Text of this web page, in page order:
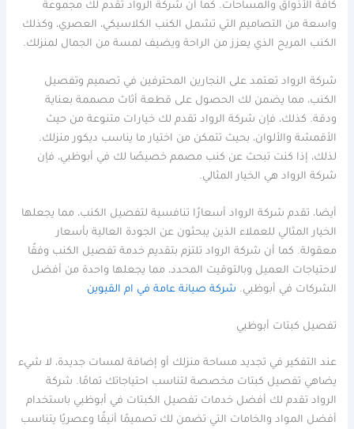
كافة الأذواق والمساحات. كما أن شركة الرواد تقدم لك مجموعة
واسعة من التصاميم التي تشمل الكنب الكلاسيكي، العصري، وكذلك
الكنب المريح الذي يعزز من الراحة ويضيف لمسة من الجمال لمنزلك.
شركة الرواد تعتمد على النجارين المحترفين في تصميم وتفصيل
الكنب، مما يضمن لك الحصول على قطعة أثاث مصممة بعناية
ودقة. كذلك، فإن شركة الرواد تقدم لك خيارات متنوعة من حيث
الأقمشة والألوان، بحيث تتمكن من اختيار ما يناسب ديكور منزلك.
لذلك، إذا كنت تبحث عن كنب مصمم خصيصًا لك في أبوظبي، فإن
شركة الرواد هي الخيار المثالي.
أيضا، تقدم شركة الرواد أسعارًا تنافسية لتفصيل الكنب، مما يجعلها
الخيار المثالي للعملاء الذين يبحثون عن الجودة العالية بأسعار
معقولة. كما أن شركة الرواد تلتزم بتقديم خدمة تفصيل الكنب وفقًا
لاحتياجات العميل وبالتوقيت المحدد، مما يجعلها واحدة من أفضل
الشركات في أبوظبي. شركة صيانة عامة في ام القيوين
تفصيل كبتات أبوظبي
عند التفكير في تجديد مساحة منزلك أو إضافة لمسات جديدة، لا شيء
يضاهي تفصيل كبتات مخصصة لتناسب احتياجاتك تمامًا. شركة
الرواد تقدم لك أفضل خدمات تفصيل الكبتات في أبوظبي باستخدام
أفضل المواد والخامات التي تضمن لك تصميمًا أنيقًا وعصريًا يتناسب